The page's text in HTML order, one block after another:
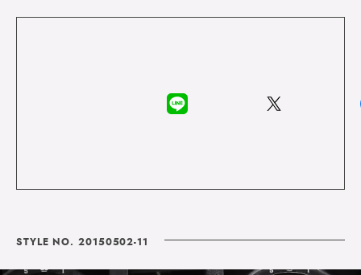
STYLE NO. 20150502-11